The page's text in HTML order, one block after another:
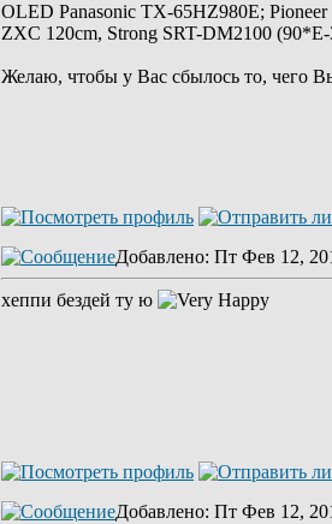
OLED Panasonic TX-65HZ980E;
ZXC 120cm, Strong SRT-DM2100
Желаю, чтобы у Вас сбылось то, чего
Добавлено: Пт Фев 12,
хеппи бездей ту ю
Добавлено: Пт Фев 12,